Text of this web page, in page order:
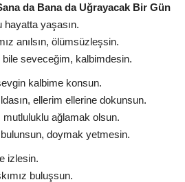
da Bana da Uğrayacak Bir Gün
yaşasın.
anılsın, ölümsüzleşsin.
seveceğim, kalbimdesin.
kalbime konsun.
ellerim ellerine dokunsun.
mutluluklu ağlamak olsun.
doymak yetmesin.
izlesin.
buluşsun.